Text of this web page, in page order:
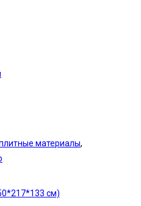
материалы,
см)